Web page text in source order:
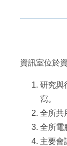
資訊室位於
研究與
寫。
全所共
全所電
主要會